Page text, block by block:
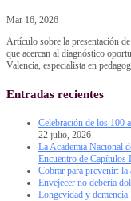
Mar 16, 2026
Artículo sobre la presentación
que acercan al diagnóstico
Valencia, especialista en
Entradas recientes
Celebración de los 100
22 julio, 2026
La Academia Nacional
Encuentro de Capítulos
Cobrar para prevenir: la
Envejecer no debería
Longevidad y